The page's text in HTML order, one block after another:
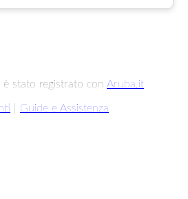
stato registrato con Aruba.it
Guide e Assistenza